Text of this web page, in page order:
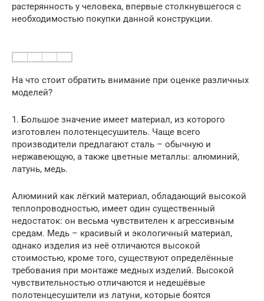
растерянность у человека, впервые столкнувшегося с
необходимостью покупки данной конструкции.
На что стоит обратить внимание при оценке различных
моделей?
1. Большое значение имеет материал, из которого
изготовлен полотенцесушитель. Чаще всего
производители предлагают сталь – обычную и
нержавеющую, а также цветные металлы: алюминий,
латунь, медь.
Алюминий как лёгкий материал, обладающий высокой
теплопроводностью, имеет один существенный
недостаток: он весьма чувствителен к агрессивным
средам. Медь – красивый и экологичный материал,
однако изделия из неё отличаются высокой
стоимостью, кроме того, существуют определённые
требования при монтаже медных изделий. Высокой
чувствительностью отличаются и недешёвые
полотенцесушители из латуни, которые боятся